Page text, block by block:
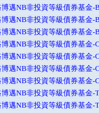
博邁NB非投資等級債券基金-
博邁NB非投資等級債券基金-
博邁NB非投資等級債券基金-
博邁NB非投資等級債券基金-
博邁NB非投資等級債券基金-
博邁NB非投資等級債券基金-
博邁NB非投資等級債券基金-
博邁NB非投資等級債券基金-
博邁NB非投資等級債券基金-